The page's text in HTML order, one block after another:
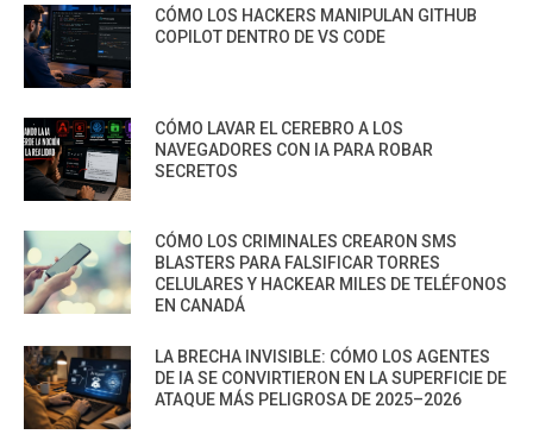
CÓMO LOS HACKERS MANIPULAN GITHUB
COPILOT DENTRO DE VS CODE
CÓMO LAVAR EL CEREBRO A LOS
NAVEGADORES CON IA PARA ROBAR
SECRETOS
CÓMO LOS CRIMINALES CREARON SMS
BLASTERS PARA FALSIFICAR TORRES
CELULARES Y HACKEAR MILES DE TELÉFONOS
EN CANADÁ
LA BRECHA INVISIBLE: CÓMO LOS AGENTES
DE IA SE CONVIRTIERON EN LA SUPERFICIE DE
ATAQUE MÁS PELIGROSA DE 2025–2026